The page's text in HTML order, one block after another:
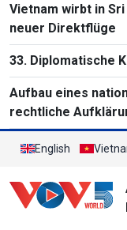
Vietnam wirbt in
neuer Direktflüge
33. Diplomatische
Aufbau eines
rechtliche
English